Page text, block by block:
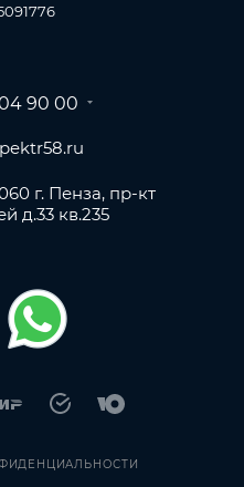
90 00
г. Пенза, пр-кт
д.33 кв.235